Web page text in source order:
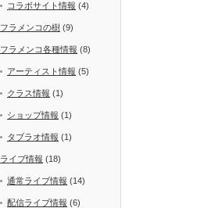
コラボサイト情報 (4)
フラメンコの樹 (9)
フラメンコ各種情報 (8)
アーティスト情報 (5)
クラス情報 (1)
ショップ情報 (1)
タブラオ情報 (1)
ライブ情報 (18)
通常ライブ情報 (14)
配信ライブ情報 (6)